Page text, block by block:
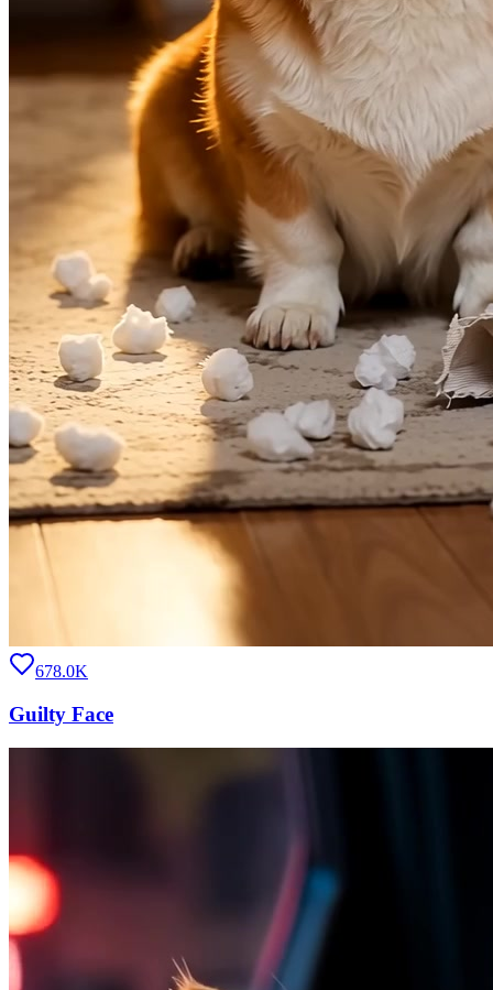
678.0K
Guilty Face